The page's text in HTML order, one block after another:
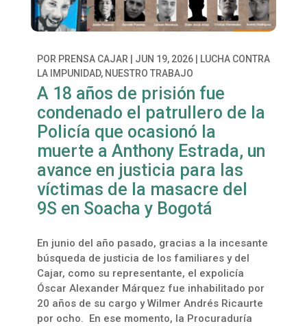
POR PRENSA CAJAR JUN 19, 2026|
LUCHA CONTRA
LA IMPUNIDAD, NUESTRO TRABAJO
A 18 años de prisión fue
condenado el patrullero de la
Policía que ocasionó la
muerte a Anthony Estrada, un
avance en justicia para las
víctimas de la masacre del
9S en Soacha y Bogotá
En junio del año pasado, gracias a la incesante
búsqueda de justicia de los familiares y del
Cajar, como su representante, el expolicía
Óscar Alexander Márquez fue inhabilitado por
20 años de su cargo y Wilmer Andrés Ricaurte
por ocho. En ese momento, la Procuraduría